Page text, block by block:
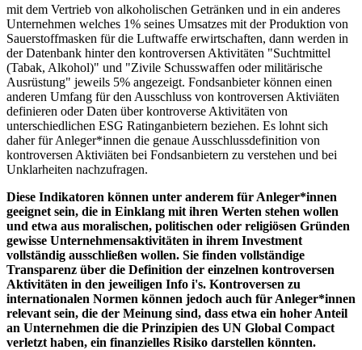
mit dem Vertrieb von alkoholischen Getränken und in ein anderes
Unternehmen welches 1% seines Umsatzes mit der Produktion von
Sauerstoffmasken für die Luftwaffe erwirtschaften, dann werden in
der Datenbank hinter den kontroversen Aktivitäten "Suchtmittel
(Tabak, Alkohol)" und "Zivile Schusswaffen oder militärische
Ausrüstung" jeweils 5% angezeigt. Fondsanbieter können einen
anderen Umfang für den Ausschluss von kontroversen Aktiviäten
definieren oder Daten über kontroverse Aktivitäten von
unterschiedlichen ESG Ratinganbietern beziehen. Es lohnt sich
daher für Anleger*innen die genaue Ausschlussdefinition von
kontroversen Aktiviäten bei Fondsanbietern zu verstehen und bei
Unklarheiten nachzufragen.
Diese Indikatoren können unter anderem für Anleger*innen
geeignet sein, die in Einklang mit ihren Werten stehen wollen
und etwa aus moralischen, politischen oder religiösen Gründen
gewisse Unternehmensaktivitäten in ihrem Investment
vollständig ausschließen wollen. Sie finden vollständige
Transparenz über die Definition der einzelnen kontroversen
Aktivitäten in den jeweiligen Info i's. Kontroversen zu
internationalen Normen können jedoch auch für Anleger*innen
relevant sein, die der Meinung sind, dass etwa ein hoher Anteil
an Unternehmen die die Prinzipien des UN Global Compact
verletzt haben, ein finanzielles Risiko darstellen könnten.